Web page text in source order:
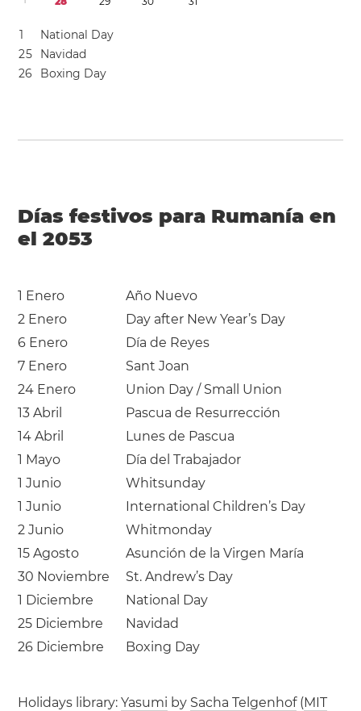
1
National Day
25
Navidad
26 Boxing Day
Días festivos para Rumanía en
el 2053
1 Enero
Año Nuevo
2 Enero
Day after New Year’s Day
6 Enero
Día de Reyes
7 Enero
Sant Joan
24 Enero
Union Day / Small Union
13 Abril
Pascua de Resurrección
14 Abril
Lunes de Pascua
1 Mayo
Día del Trabajador
1 Junio
Whitsunday
1 Junio
International Children’s Day
2 Junio
Whitmonday
15 Agosto
Asunción de la Virgen María
30 Noviembre
St. Andrew’s Day
1 Diciembre
National Day
25 Diciembre
Navidad
26 Diciembre
Boxing Day
Holidays library:Yasumi by Sacha Telgenhof(MIT